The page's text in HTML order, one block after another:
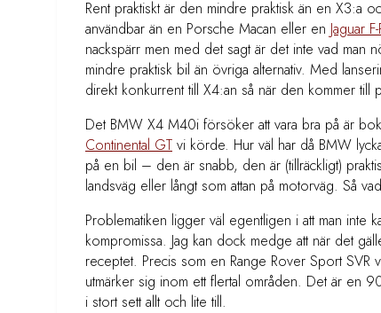
Rent praktiskt är den mindre praktisk än en X3:a
användbar än en Porsche Macan eller en Jaguar
nackspärr men med det sagt är det inte vad man
mindre praktisk bil än övriga alternativ. Med
direkt konkurrent till X4:an så när den kommer
Det BMW X4 M40i försöker att vara bra på är
Continental GT vi körde. Hur väl har då BMW
på en bil – den är snabb, den är (tillräckligt)
landsväg eller långt som attan på motorväg. Så
Problematiken ligger väl egentligen i att man inte
kompromissa. Jag kan dock medge att när det
receptet. Precis som en Range Rover Sport SVR
utmärker sig inom ett flertal områden. Det är en
i stort sett allt och lite till.